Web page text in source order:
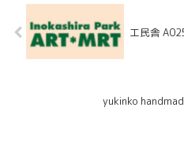
工民舎
yukinko